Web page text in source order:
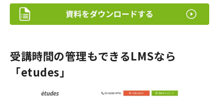
受講時間の管理もできるLMSなら
「etudes」